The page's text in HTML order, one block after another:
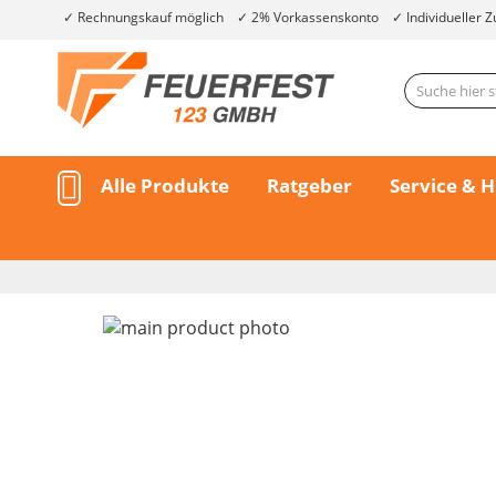
Rechnungskauf möglich 2% Vorkassenskonto Individueller
Alle Produkte Ratgeber Service &
Skip